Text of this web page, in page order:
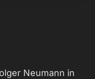
Neumann in